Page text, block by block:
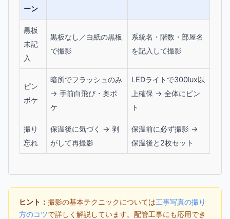
ーン
黒板
未記
入
黒板なし／白紙の黒板
で撮影
系統名・階数・部屋名
を記入して撮影
ピン
ボケ
暗所でフラッシュのみ
→ 手前白飛び・奥ボ
ケ
LEDライトで300lux以
上確保 → 全体にピン
ト
撮り
忘れ
保温後に気づく → 剥
がして再撮影
保温前に必ず撮影 →
保温後と2枚セット
ヒント： 撮影の基本テクニックについては工事写真の撮り
方のコツで詳しく解説しています。配管工事にも応用でき